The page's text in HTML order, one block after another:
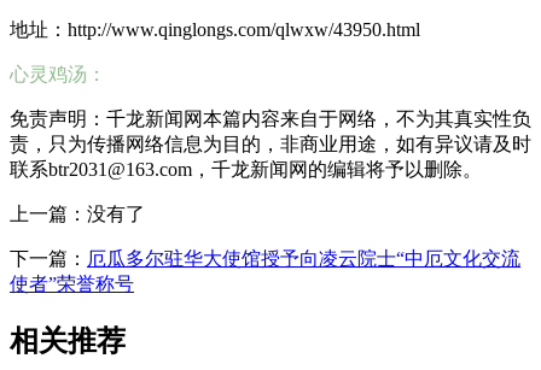
地址：http://www.qinglongs.com/qlwxw/43950.html
心灵鸡汤：
免责声明：千龙新闻网本篇内容来自于网络，不为其真实性负
责，只为传播网络信息为目的，非商业用途，如有异议请及时
联系btr2031@163.com，千龙新闻网的编辑将予以删除。
上一篇：没有了
下一篇： 厄瓜多尔驻华大使馆授予向凌云院士“中厄文化交流
使者”荣誉称号
相关推荐